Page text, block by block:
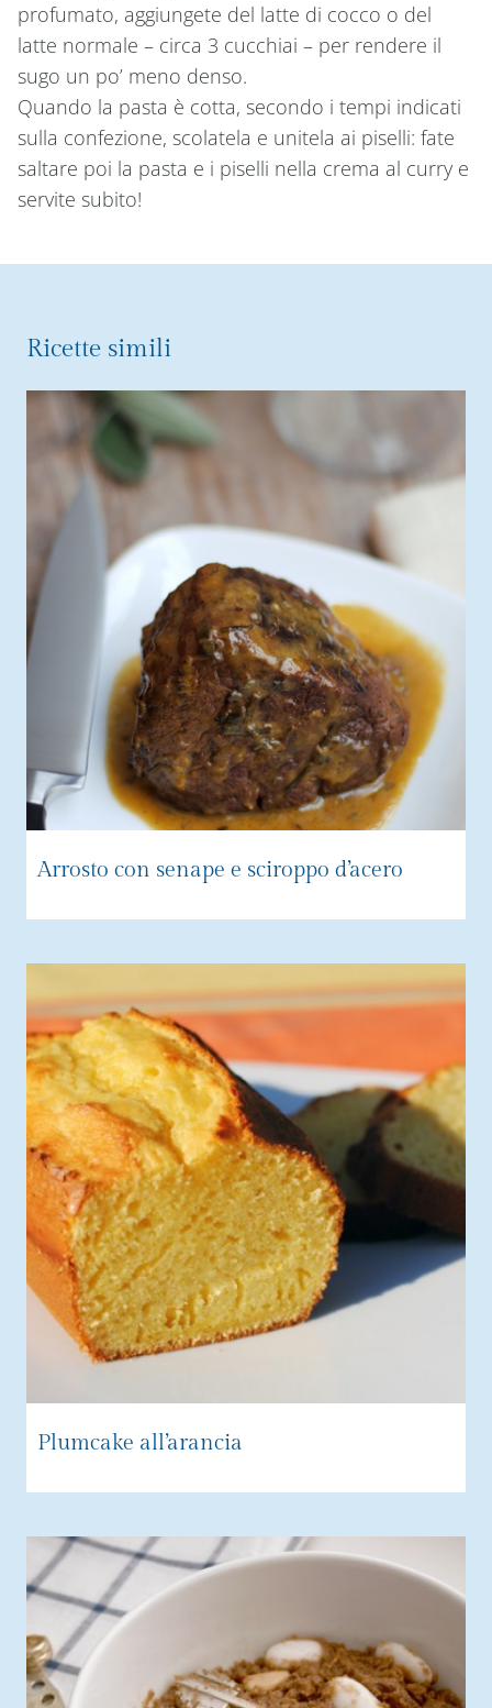
profumato, aggiungete del latte di cocco o del
latte normale – circa 3 cucchiai – per rendere il
sugo un po’ meno denso.
Quando la pasta è cotta, secondo i tempi indicati
sulla confezione, scolatela e unitela ai piselli: fate
saltare poi la pasta e i piselli nella crema al curry e
servite subito!
Ricette simili
Arrosto con senape e sciroppo d’acero
Plumcake all’arancia